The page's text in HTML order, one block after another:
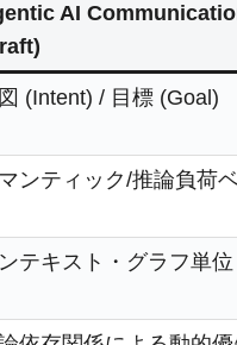
AI
(Intent) / 目標 (Goal)
ンティック/推論負荷
テキスト・グラフ単位